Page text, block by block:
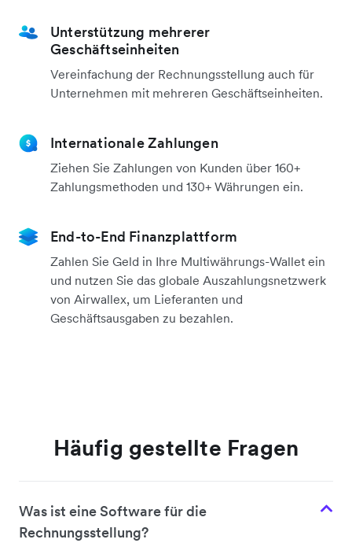
Unterstützung mehrerer
Geschäftseinheiten
Vereinfachung der Rechnungsstellung auch für
Unternehmen mit mehreren Geschäftseinheiten.
Internationale Zahlungen
Ziehen Sie Zahlungen von Kunden über 160+
Zahlungsmethoden und 130+ Währungen ein.
End-to-End Finanzplattform
Zahlen Sie Geld in Ihre Multiwährungs-Wallet ein
und nutzen Sie das globale Auszahlungsnetzwerk
von Airwallex, um Lieferanten und
Geschäftsausgaben zu bezahlen.
Häufig gestellte Fragen
Was ist eine Software für die
Rechnungsstellung?